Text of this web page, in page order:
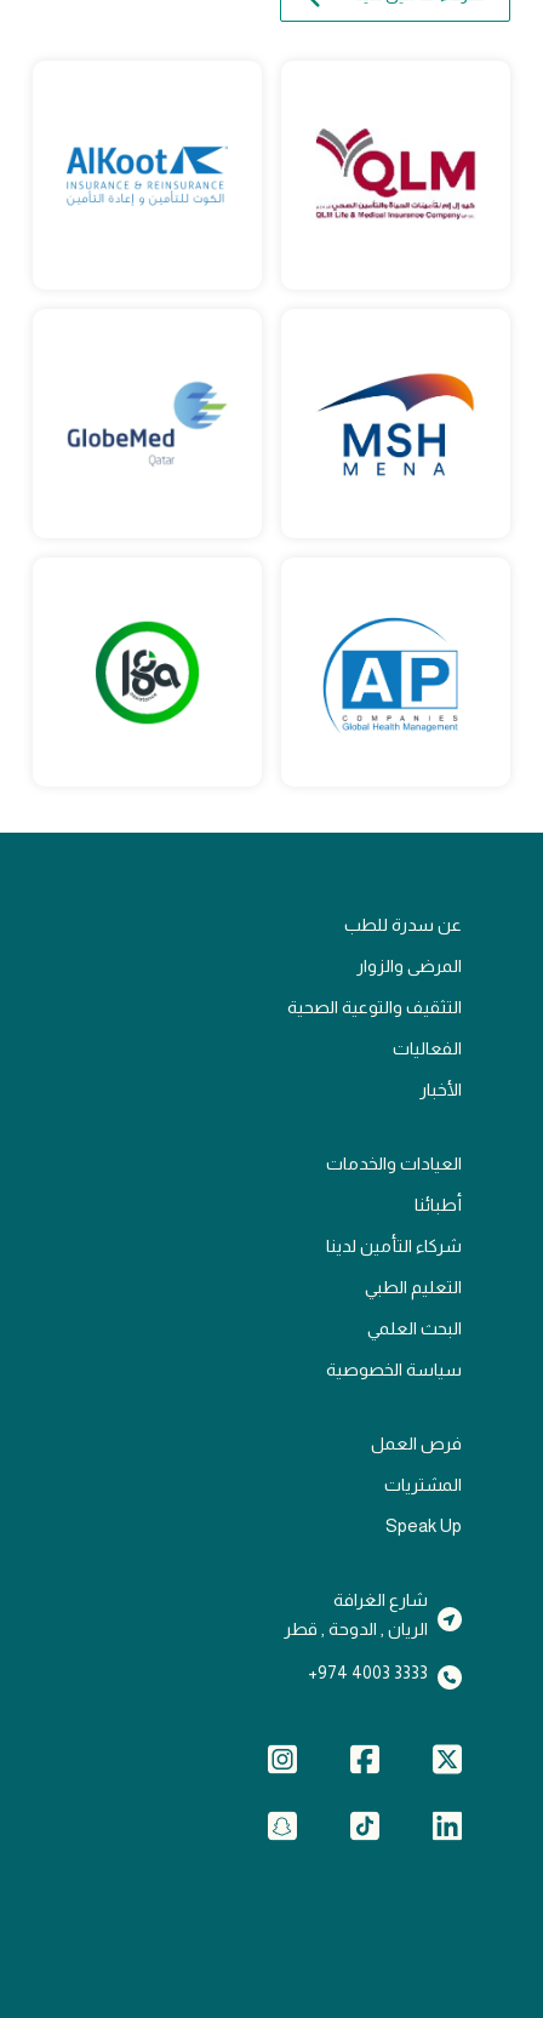
عن سدرة للطب
المرضى والزوار
التثقيف والتوعية الصحية
الفعاليات
الأخبار
العيادات والخدمات
أطبائنا
شركاء التأمين لدينا
التعليم الطبي
البحث العلمي
سياسة الخصوصية
فرص العمل
المشتريات
Speak Up
شارع الغرافة
الريان , الدوحة , قطر
3333 4003 974+